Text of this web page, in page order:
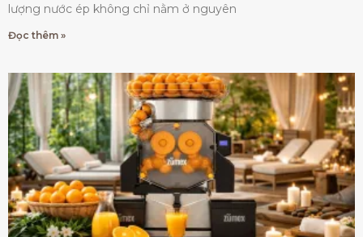
lượng nước ép không chỉ nằm ở nguyên
Đọc thêm »